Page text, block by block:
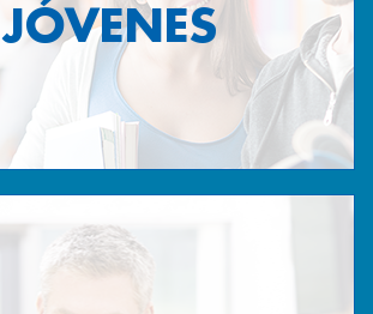
JÓVENES